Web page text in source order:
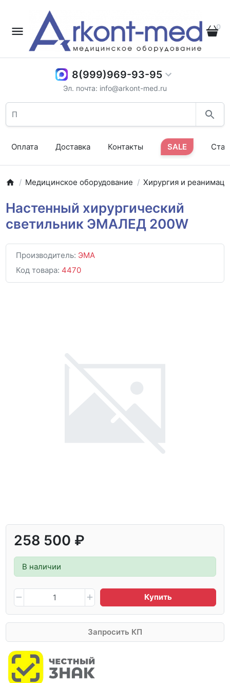
0
8(999)969-93-95
Эл. почта: info@arkont-med.ru
Оплата Доставка Контакты SALE
Медицинское оборудование Хирургия и
Настенный хирургический
светильник ЭМАЛЕД 200W
Производитель: ЭМА
Код товара: 4470
258 500 ₽
В наличии
Купить
Запросить КП